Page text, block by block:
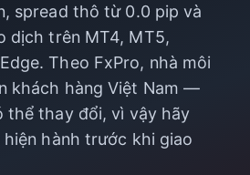
spread thô từ 0.0 pip và
dịch trên MT4, MT5,
Theo FxPro, nhà môi
khách hàng Việt Nam —
thể thay đổi, vì vậy hãy
hành trước khi giao